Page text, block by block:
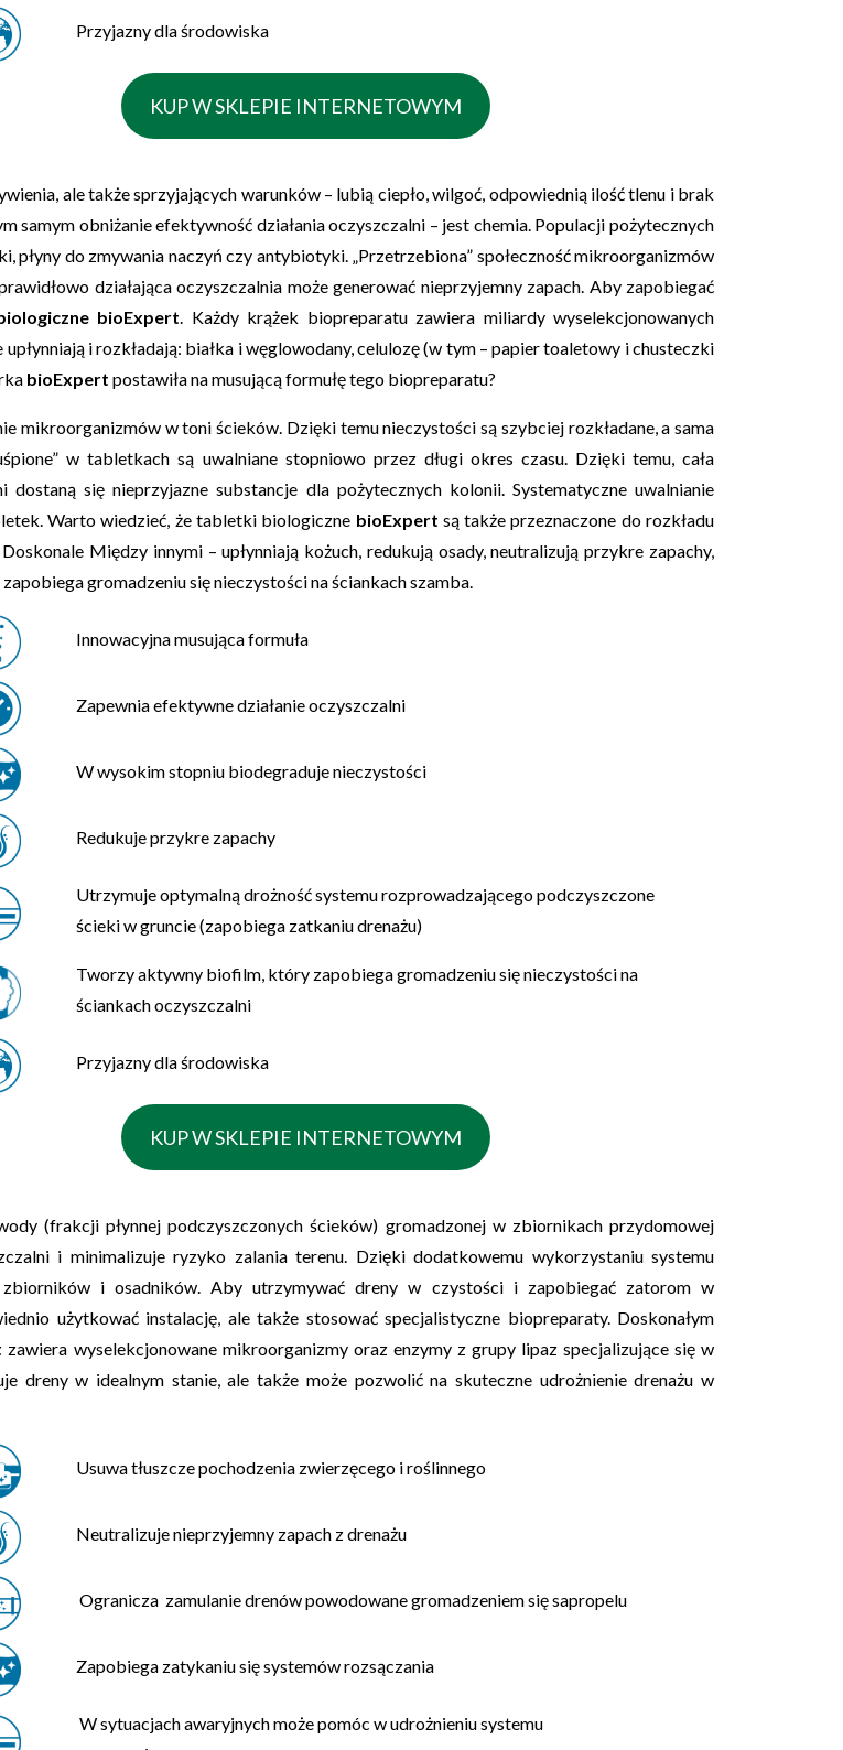
Przyjazny dla środowiska
KUP W SKLEPIE INTERNETOWYM
, ale także sprzyjających warunków – lubią ciepło, wilgoć, odpowiednią ilość tlenu i brak
samym obniżanie efektywność działania oczyszczalni – jest chemia. Populacji pożytecznych
do zmywania naczyń czy antybiotyki. „Przetrzebiona” społeczność mikroorganizmów
działająca oczyszczalnia może generować nieprzyjemny zapach. Aby zapobiegać
bioExpert. Każdy krążek biopreparatu zawiera miliardy wyselekcjonowanych
i rozkładają: białka i węglowodany, celulozę (w tym – papier toaletowy i chusteczki
bioExpert postawiła na musującą formułę tego biopreparatu?
mikroorganizmów w toni ścieków. Dzięki temu nieczystości są szybciej rozkładane, a sama
w tabletkach są uwalniane stopniowo przez długi okres czasu. Dzięki temu, cała
się nieprzyjazne substancje dla pożytecznych kolonii. Systematyczne uwalnianie
Warto wiedzieć, że tabletki biologiczne bioExpert są także przeznaczone do rozkładu
Doskonale Między innymi – upłynniają kożuch, redukują osady, neutralizują przykre zapachy,
gromadzeniu się nieczystości na ściankach szamba.
Innowacyjna musująca formuła
Zapewnia efektywne działanie oczyszczalni
W wysokim stopniu biodegraduje nieczystości
Redukuje przykre zapachy
Utrzymuje optymalną drożność systemu rozprowadzającego podczyszczone
ścieki w gruncie (zapobiega zatkaniu drenażu)
Tworzy aktywny biofilm, który zapobiega gromadzeniu się nieczystości na
ściankach oczyszczalni
Przyjazny dla środowiska
KUP W SKLEPIE INTERNETOWYM
(frakcji płynnej podczyszczonych ścieków) gromadzonej w zbiornikach przydomowej
i minimalizuje ryzyko zalania terenu. Dzięki dodatkowemu wykorzystaniu systemu
zbiorników i osadników. Aby utrzymywać dreny w czystości i zapobiegać zatorom w
użytkować instalację, ale także stosować specjalistyczne biopreparaty. Doskonałym
zawiera wyselekcjonowane mikroorganizmy oraz enzymy z grupy lipaz specjalizujące się w
dreny w idealnym stanie, ale także może pozwolić na skuteczne udrożnienie drenażu w
Usuwa tłuszcze pochodzenia zwierzęcego i roślinnego
Neutralizuje nieprzyjemny zapach z drenażu
Ogranicza zamulanie drenów powodowane gromadzeniem się sapropelu
Zapobiega zatykaniu się systemów rozsączania
W sytuacjach awaryjnych może pomóc w udrożnieniu systemu